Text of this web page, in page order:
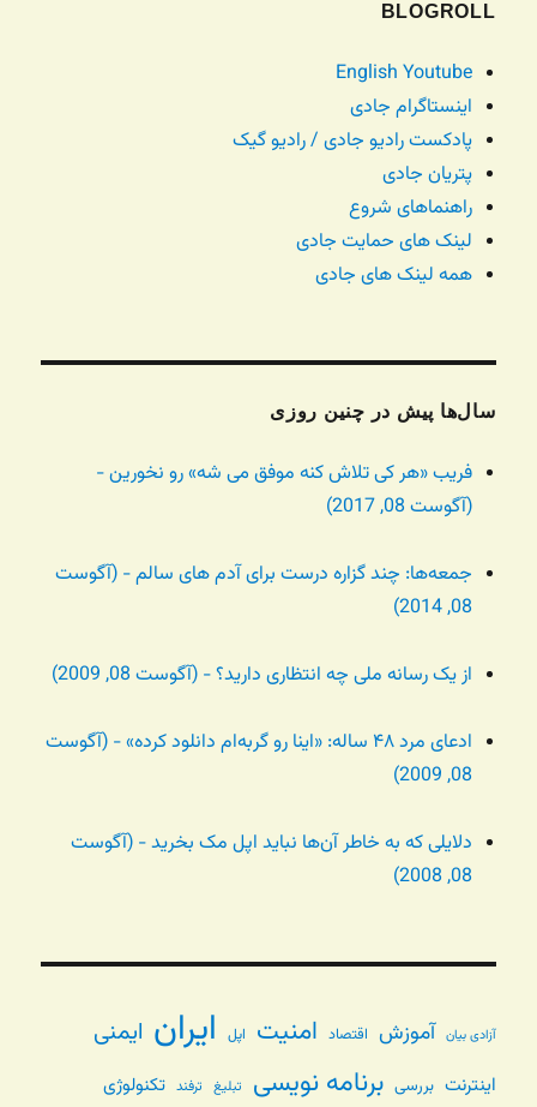
BLOGROLL
English Youtube
اینستاگرام جادی
پادکست رادیو جادی / رادیو گیک
پتریان جادی
راهنماهای شروع
لینک های حمایت جادی
همه لینک های جادی
سال‌ها پیش در چنین روزی
فریب «هر کی تلاش کنه موفق می شه» رو نخورین -
(آگوست 08, 2017)
جمعه‌ها: چند گزاره درست برای آدم های سالم - (آگوست
08, 2014)
از یک رسانه ملی چه انتظاری دارید؟ - (آگوست 08, 2009)
ادعای مرد ۴۸ ساله: «اینا رو گربه‌ام دانلود کرده» - (آگوست
08, 2009)
دلایلی که به خاطر آن‌ها نباید اپل مک بخرید - (آگوست
08, 2008)
آزادی بیان آموزش اقتصاد امنیت اپل ایران ایمنی
اینترنت بررسی برنامه نویسی تبلیغ ترفند تکنولوژی